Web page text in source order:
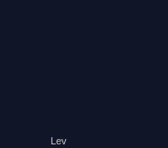
Lev